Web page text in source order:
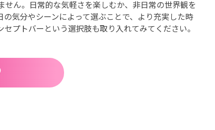
ん。日常的な気軽さを楽しむか、非日常の世界観を
気分やシーンによって選ぶことで、より充実した時
プトバーという選択肢も取り入れてみてください。